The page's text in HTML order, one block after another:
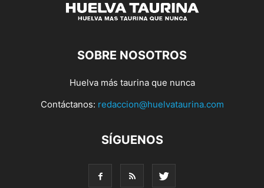
SOBRE NOSOTROS
Huelva más taurina que nunca
Contáctanos: redaccion@huelvataurina.com
SÍGUENOS